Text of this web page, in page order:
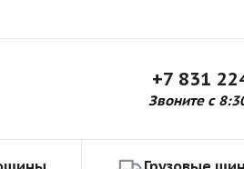
+7 831
Звоните с